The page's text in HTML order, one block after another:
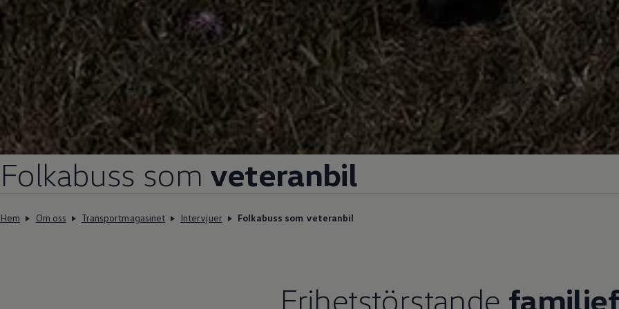
Folkabuss som veteranbil
Hem Om oss Transportmagasinet Intervjuer Folkabuss som veteranbil
Frihetstörstande